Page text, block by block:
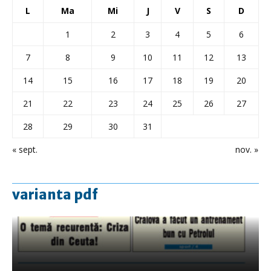
L Ma Mi J V S D
« sept. nov. »
1 2 3 4 5
6
7
8 9 10 11 12
13
14
15 16 17 18 19
20
21
22 23 24 25 26
27
28
29 30 31
varianta pdf